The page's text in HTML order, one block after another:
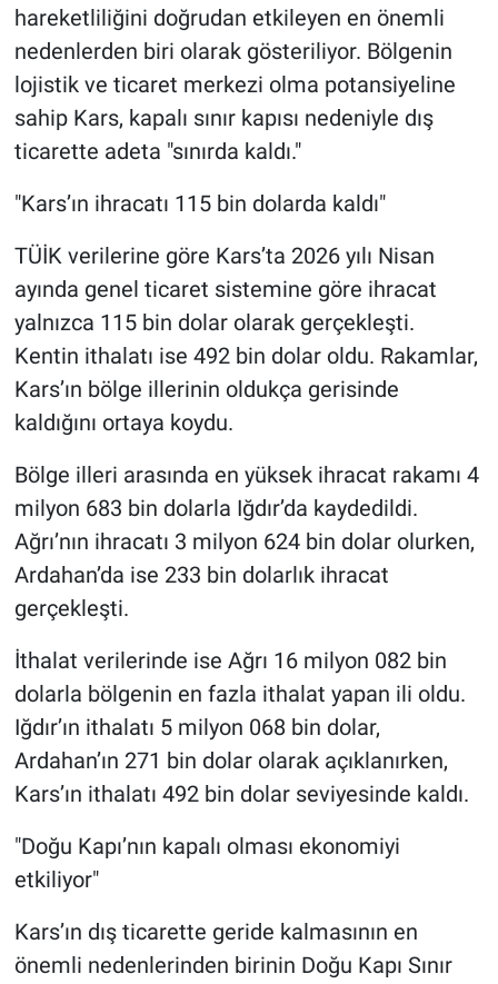
hareketliliğini doğrudan etkileyen en önemli
nedenlerden biri olarak gösteriliyor. Bölgenin
lojistik ve ticaret merkezi olma potansiyeline
sahip Kars, kapalı sınır kapısı nedeniyle dış
ticarette adeta "sınırda kaldı."
"Kars’ın ihracatı 115 bin dolarda kaldı"
TÜİK verilerine göre Kars’ta 2026 yılı Nisan
ayında genel ticaret sistemine göre ihracat
yalnızca 115 bin dolar olarak gerçekleşti.
Kentin ithalatı ise 492 bin dolar oldu. Rakamlar,
Kars’ın bölge illerinin oldukça gerisinde
kaldığını ortaya koydu.
Bölge illeri arasında en yüksek ihracat rakamı 4
milyon 683 bin dolarla Iğdır’da kaydedildi.
Ağrı’nın ihracatı 3 milyon 624 bin dolar olurken,
Ardahan’da ise 233 bin dolarlık ihracat
gerçekleşti.
İthalat verilerinde ise Ağrı 16 milyon 082 bin
dolarla bölgenin en fazla ithalat yapan ili oldu.
Iğdır’ın ithalatı 5 milyon 068 bin dolar,
Ardahan’ın 271 bin dolar olarak açıklanırken,
Kars’ın ithalatı 492 bin dolar seviyesinde kaldı.
"Doğu Kapı’nın kapalı olması ekonomiyi
etkiliyor"
Kars’ın dış ticarette geride kalmasının en
önemli nedenlerinden birinin Doğu Kapı Sınır